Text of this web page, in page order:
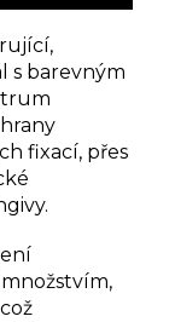
s barevným
fixací, přes